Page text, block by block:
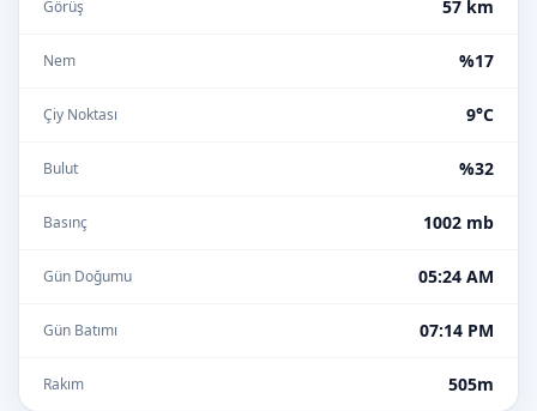
Görüş 57 km
Nem %17
Çiy Noktası 9°C
Bulut %32
Basınç 1002 mb
Gün Doğumu 05:24 AM
Gün Batımı 07:14 PM
Rakım 505m